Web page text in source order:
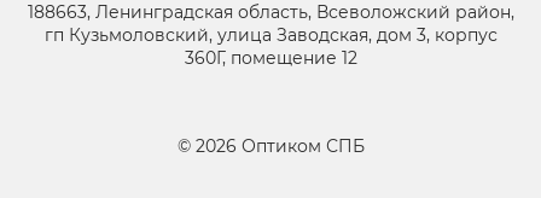
188663, Ленинградская область, Всеволожский район,
гп Кузьмоловский, улица Заводская, дом 3, корпус
360Г, помещение 12
© 2026 Оптиком СПБ